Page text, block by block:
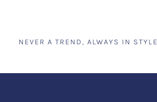
NEVER A TREND, ALWAYS IN STYLE